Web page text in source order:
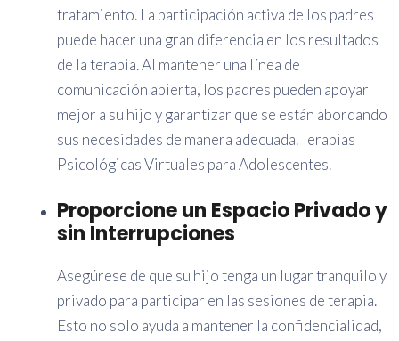
tratamiento. La participación activa de los padres
puede hacer una gran diferencia en los resultados
de la terapia. Al mantener una línea de
comunicación abierta, los padres pueden apoyar
mejor a su hijo y garantizar que se están abordando
sus necesidades de manera adecuada. Terapias
Psicológicas Virtuales para Adolescentes.
Proporcione un Espacio Privado y
sin Interrupciones
Asegúrese de que su hijo tenga un lugar tranquilo y
privado para participar en las sesiones de terapia.
Esto no solo ayuda a mantener la confidencialidad,